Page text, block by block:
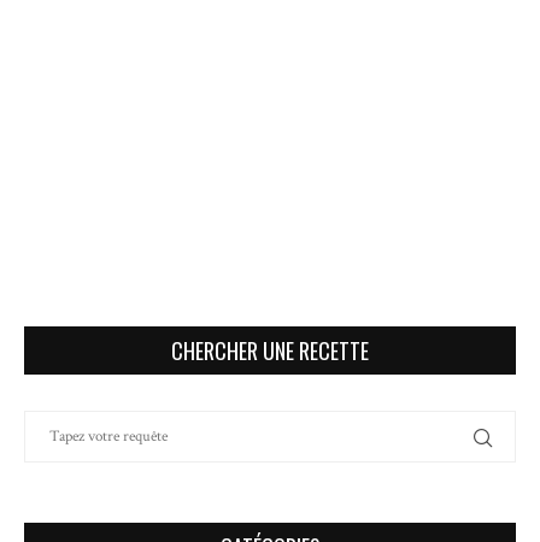
CHERCHER UNE RECETTE